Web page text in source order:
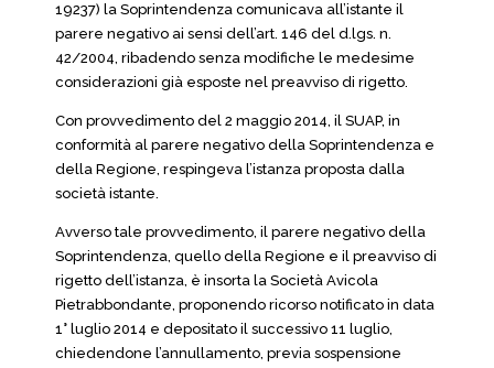
19237) la Soprintendenza comunicava all’istante il
parere negativo ai sensi dell’art. 146 del d.lgs. n.
42/2004, ribadendo senza modifiche le medesime
considerazioni già esposte nel preavviso di rigetto.
Con provvedimento del 2 maggio 2014, il SUAP, in
conformità al parere negativo della Soprintendenza e
della Regione, respingeva l’istanza proposta dalla
società istante.
Avverso tale provvedimento, il parere negativo della
Soprintendenza, quello della Regione e il preavviso di
rigetto dell’istanza, è insorta la Società Avicola
Pietrabbondante, proponendo ricorso notificato in data
1° luglio 2014 e depositato il successivo 11 luglio,
chiedendone l’annullamento, previa sospensione